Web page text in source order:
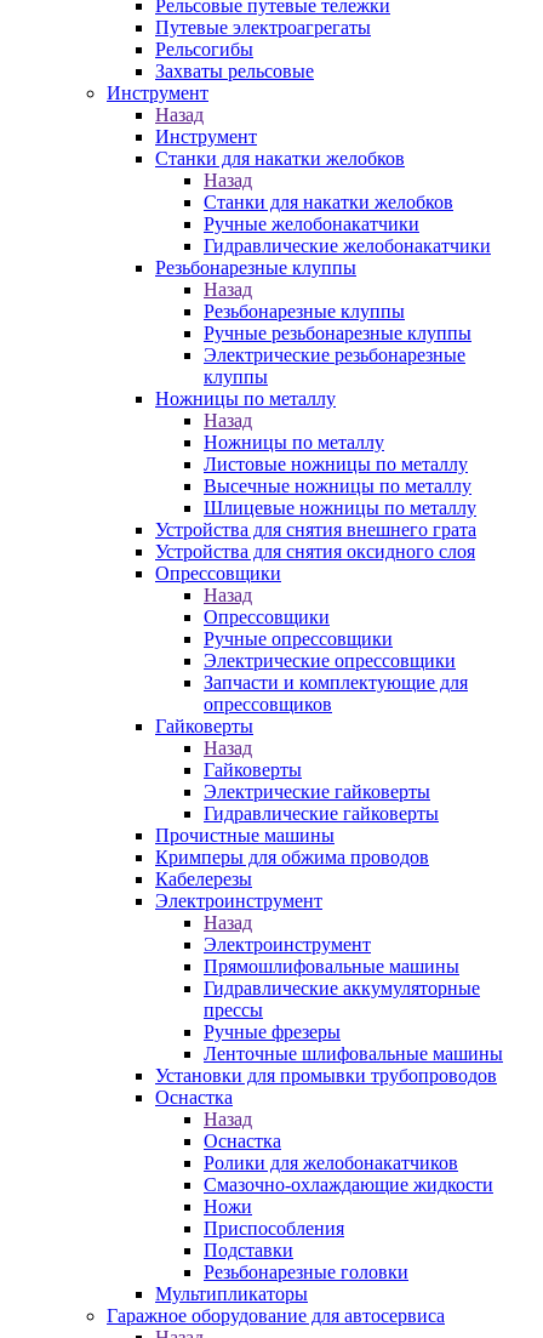
Рельсовые путевые тележки
Путевые электроагрегаты
Рельсогибы
Захваты рельсовые
Инструмент
Назад
Инструмент
Станки для накатки желобков
Назад
Станки для накатки желобков
Ручные желобонакатчики
Гидравлические желобонакатчики
Резьбонарезные клуппы
Назад
Резьбонарезные клуппы
Ручные резьбонарезные клуппы
Электрические резьбонарезные
клуппы
Ножницы по металлу
Назад
Ножницы по металлу
Листовые ножницы по металлу
Высечные ножницы по металлу
Шлицевые ножницы по металлу
Устройства для снятия внешнего грата
Устройства для снятия оксидного слоя
Опрессовщики
Назад
Опрессовщики
Ручные опрессовщики
Электрические опрессовщики
Запчасти и комплектующие для
опрессовщиков
Гайковерты
Назад
Гайковерты
Электрические гайковерты
Гидравлические гайковерты
Прочистные машины
Кримперы для обжима проводов
Кабелерезы
Электроинструмент
Назад
Электроинструмент
Прямошлифовальные машины
Гидравлические аккумуляторные
прессы
Ручные фрезеры
Ленточные шлифовальные машины
Установки для промывки трубопроводов
Оснастка
Назад
Оснастка
Ролики для желобонакатчиков
Смазочно-охлаждающие жидкости
Ножи
Приспособления
Подставки
Резьбонарезные головки
Мультипликаторы
Гаражное оборудование для автосервиса